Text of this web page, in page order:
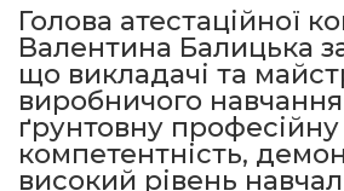
Голова атестаційної
Валентина Балицька
що викладачі та
виробничого
ґрунтовну професійну
компетентність,
високий рівень